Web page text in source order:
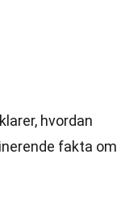
hvordan
fakta om